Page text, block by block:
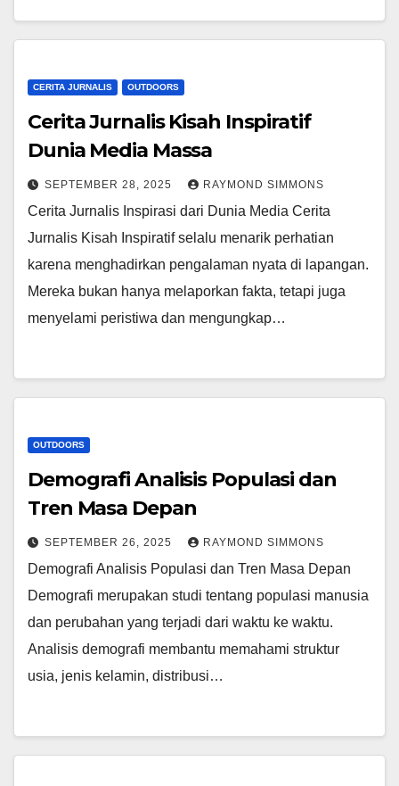
CERITA JURNALIS OUTDOORS
Cerita Jurnalis Kisah Inspiratif
Dunia Media Massa
SEPTEMBER 28, 2025 RAYMOND SIMMONS
Cerita Jurnalis Inspirasi dari Dunia Media Cerita
Jurnalis Kisah Inspiratif selalu menarik perhatian
karena menghadirkan pengalaman nyata di lapangan.
Mereka bukan hanya melaporkan fakta, tetapi juga
menyelami peristiwa dan mengungkap…
OUTDOORS
Demografi Analisis Populasi dan
Tren Masa Depan
SEPTEMBER 26, 2025 RAYMOND SIMMONS
Demografi Analisis Populasi dan Tren Masa Depan
Demografi merupakan studi tentang populasi manusia
dan perubahan yang terjadi dari waktu ke waktu.
Analisis demografi membantu memahami struktur
usia, jenis kelamin, distribusi…